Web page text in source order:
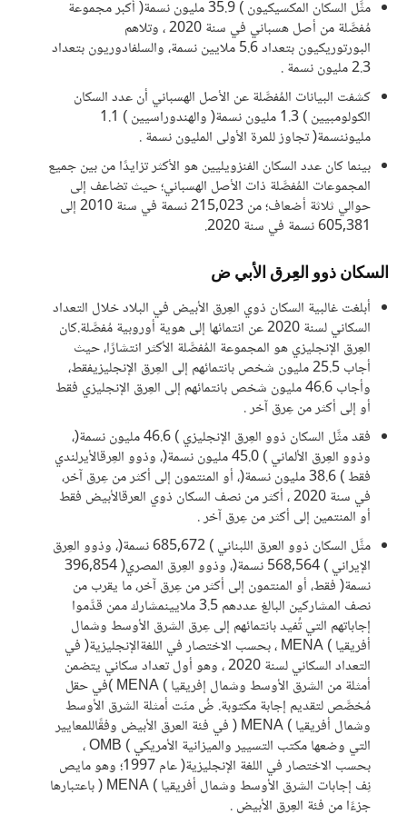
مثَّل السكان المكسيكيون ) 35.9 مليون نسمة( أكبر مجموعة
مُفصَّلة من أصل هسباني في سنة 2020 ، وتلاهم
البورتوريكيون بتعداد 5.6 ملايين نسمة، والسلفادوريون بتعداد
2.3 مليون نسمة .
كشفت البيانات المُفصَّلة عن الأصل الهسباني أن عدد السكان
الكولومبيين ) 1.3 مليون نسمة( والهندوراسيين ) 1.1
مليوننسمة( تجاوز للمرة الأولى المليون نسمة .
بينما كان عدد السكان الفنزويليين هو الأكثر تزايدًا من بين جميع
المجموعات المُفصَّلة ذات الأصل الهسباني؛ حيث تضاعف إلى
حوالي ثلاثة أضعاف؛ من 215,023 نسمة في سنة 2010 إلى
605,381 نسمة في سنة 2020.
السكان ذوو العِرق الأبي ض
أبلغت غالبية السكان ذوي العِرق الأبيض في البلاد خلال التعداد
السكاني لسنة 2020 عن انتمائها إلى هوية أوروبية مُفصَّلة.كان
العِرق الإنجليزي هو المجموعة المُفصَّلة الأكثر انتشارًا، حيث
أجاب 25.5 مليون شخص بانتمائهم إلى العِرق الإنجليزيفقط،
وأجاب 46.6 مليون شخص بانتمائهم إلى العِرق الإنجليزي فقط
أو إلى أكثر من عِرق آخر .
فقد مثَّل السكان ذوو العِرق الإنجليزي ) 46.6 مليون نسمة(،
وذوو العِرق الألماني ) 45.0 مليون نسمة(، وذوو العِرقالأيرلندي
فقط ) 38.6 مليون نسمة(، أو المنتمون إلى أكثر من عِرق آخر،
في سنة 2020 ، أكثر من نصف السكان ذوي العرقالأبيض فقط
أو المنتمين إلى أكثر من عِرق آخر .
مثَّل السكان ذوو العرق اللبناني ) 685,672 نسمة(، وذوو العِرق
الإيراني ) 568,564 نسمة(، وذوو العِرق المصري( 396,854
نسمة( فقط، أو المنتمون إلى أكثر من عِرق آخر، ما يقرب من
نصف المشاركين البالغ عددهم 3.5 ملايينمشارك ممن قدَّموا
إجاباتهم التي تُفيد بانتمائهم إلى عِرق الشرق الأوسط وشمال
أفريقيا ) MENA ، بحسب الاختصار في اللغةالإنجليزية( في
التعداد السكاني لسنة 2020 ، وهو أول تعداد سكاني يتضمن
أمثلة من الشرق الأوسط وشمال إفريقيا ) MENA )في حقل
مُخصَّص لتقديم إجابة مكتوبة. ضُ منَت أمثلة الشرق الأوسط
وشمال أفريقيا ) MENA ( في فئة العرق الأبيض وفقًاللمعايير
التي وضعها مكتب التسيير والميزانية الأمريكي ) OMB ،
بحسب الاختصار في اللغة الإنجليزية( عام 1997؛ وهو مايص
نِف إجابات الشرق الأوسط وشمال أفريقيا ) MENA ( باعتبارها
جزءًا من فئة العِرق الأبيض .